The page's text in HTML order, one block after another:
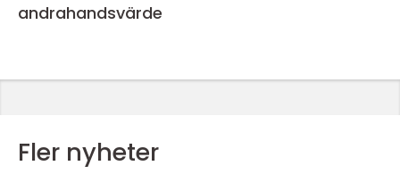
andrahandsvärde
Fler nyheter